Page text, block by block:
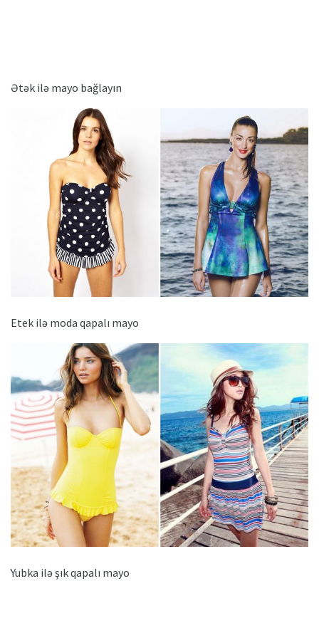
Ətək ilə mayo bağlayın
Etek ilə moda qapalı mayo
Yubka ilə şık qapalı mayo